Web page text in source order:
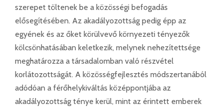
szerepet töltenek be a közösségi befogadás
elősegítésében. Az akadályozottság pedig épp az
egyének és az őket körülvevő környezeti tényezők
kölcsönhatásában keletkezik, melynek nehezítettsége
meghatározza a társadalomban való részvétel
korlátozottságát. A közösségfejlesztés módszertanából
adódóan a férőhelykiváltás középpontjába az
akadályozottság ténye kerül, mint az érintett emberek